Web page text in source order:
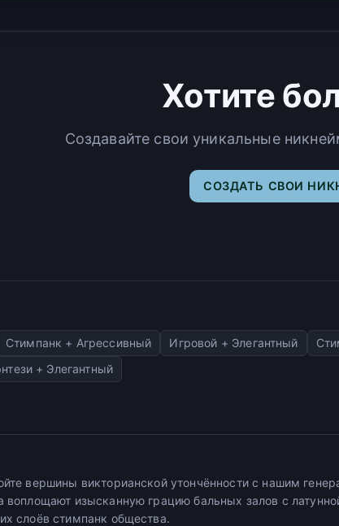
Хотите
Создавайте свои уникальные
СОЗДАТЬ СВОИ
Стимпанк + Агрессивный Игровой + Элегантный
+ Элегантный
вершины викторианской утончённости с нашим
воплощают изысканную грацию бальных залов с
слоёв стимпанк общества.